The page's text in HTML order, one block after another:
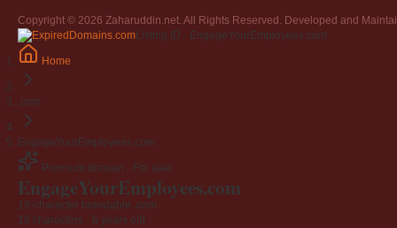
Copyright © 2026 Zaharuddin.net. All Rights Reserved. Developed and
Listing ID · EngageYourEmployees.com
Home
.com
EngageYourEmployees.com
Premium domain · For sale
EngageYourEmployees.com
19-character brandable .com
19 characters · 6 years old